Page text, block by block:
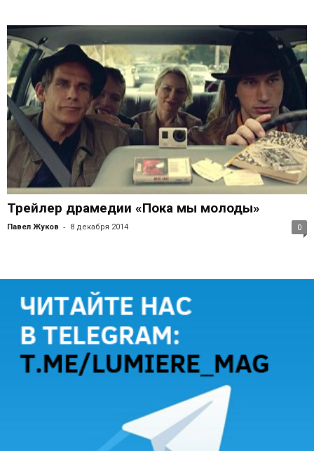
Трейлер драмедии «Пока мы молоды»
Павел Жуков - 8 декабря 2014 0